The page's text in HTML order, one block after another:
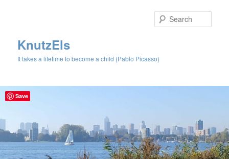
KnutzEls
It takes a lifetime to become a child (Pablo Picasso)
Save